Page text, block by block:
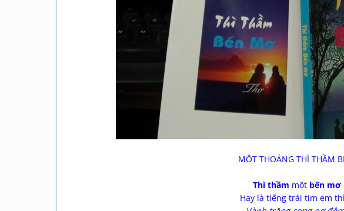
MỘT THOÁNG THÌ THẦM
Thì thầm một bến mơ
Hay là tiếng trái tim em